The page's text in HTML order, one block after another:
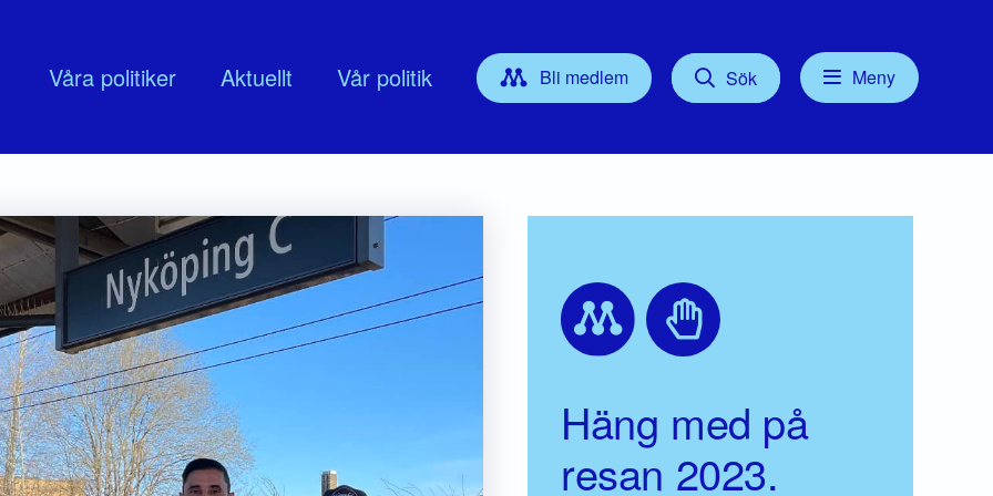
Våra politiker Aktuellt Vår politik Bli medlem Sök Meny
Om oss
Moderata Företagarrådet Nyköping
MUF Nyköping
Moderata seniorer
ModeratKvinnor
Kontakt
För dig som Medlem
Häng med på
resan 2023.